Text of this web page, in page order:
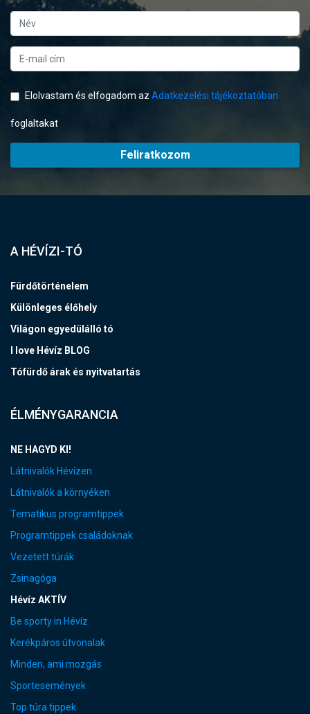
Elolvastam és elfogadom az Adatkezelési tájékoztatóban
foglaltakat
Feliratkozom
A HÉVÍZI-TÓ
Fürdőtörténelem
Különleges élőhely
Világon egyedülálló tó
I love Hévíz BLOG
Tófürdő árak és nyitvatartás
ÉLMÉNYGARANCIA
NE HAGYD KI!
Látnivalók Hévízen
Látnivalók a környéken
Tematikus programtippek
Programtippek családoknak
Vezetett túrák
Zsinagóga
Hévíz AKTÍV
Be sporty in Hévíz
Kerékpáros útvonalak
Minden, ami mozgás
Sportesemények
Top túra tippek